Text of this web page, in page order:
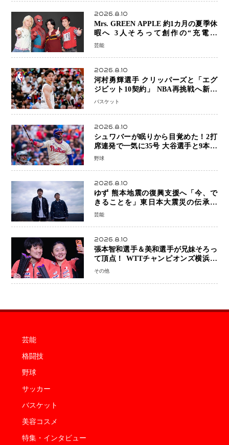
2026.8.10
Mrs. GREEN APPLE 約1カ月の夏季休
暇へ 3人そろって創作の“充電期
間”「自分らしいインプットを」
芸能
2026.8.10
河村勇輝選手 クリッパーズと「エグ
ジビット10契約」 NBA再挑戦へ新た
な一歩、八村塁選手との共闘にも期待
バスケット
2026.8.10
シュワバーが眠りから目覚めた！2打
席連発で一気に35号 大谷選手と9本差
に 本塁打王争いで単独トップ浮上
野球
2026.8.10
ゆず 熊本地震の復興支援へ「今、で
きることを」東日本大震災の伝承歌
「幾重」ライブ音源を配信、収益を全
芸能
2026.8.10
張本智和選手＆美和選手が兄妹そろっ
て頂点！ WTTチャンピオンズ横浜で
史上初の快挙 2人で約1264万円の優
その他
芸能
格闘技
野球
サッカー
バスケット
美容コスメ
特集・インタビュー